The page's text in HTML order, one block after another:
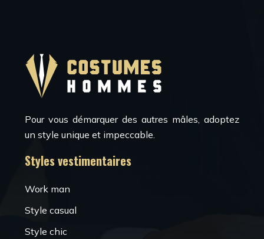
Pour vous démarquer des autres mâles, adoptez
un style unique et impeccable.
Styles vestimentaires
Work man
Style casual
Style chic